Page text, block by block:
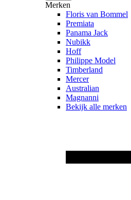
Merken
Floris van Bommel
Premiata
Panama Jack
Nubikk
Hoff
Philippe Model
Timberland
Mercer
Australian
Magnanni
Bekijk alle merken